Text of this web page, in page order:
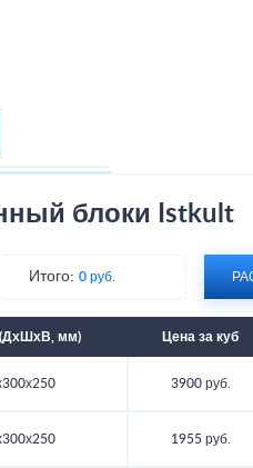
блоки Istkult
Итого:0 руб.
(ДхШхВ, мм) Цена за куб
3900 руб.
1955 руб.